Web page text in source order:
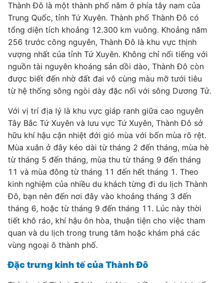
Thành Đô là một thành phố nằm ở phía tây nam của
Trung Quốc, tỉnh Tứ Xuyên. Thành phố Thành Đô có
tổng diện tích khoảng 12.300 km vuông. Khoảng năm
256 trước công nguyên, Thành Đô là khu vực thịnh
vượng nhất của tỉnh Tứ Xuyên. Không chỉ nổi tiếng với
nguồn tài nguyên khoáng sản dồi dào, Thành Đô còn
được biết đến nhờ đất đai vô cùng màu mỡ tưới tiêu
từ hệ thống sông ngòi dày đặc nối với sông Dương Tử.
Với vị trí địa lý là khu vực giáp ranh giữa cao nguyên
Tây Bắc Tứ Xuyên và lưu vực Tứ Xuyên, Thành Đô sở
hữu khí hậu cận nhiệt đới gió mùa với bốn mùa rõ rệt.
Mùa xuân ở đây kéo dài từ tháng 2 đến tháng, mùa hè
từ tháng 5 đến tháng, mùa thu từ tháng 9 đến tháng
11 và mùa đông từ tháng 11 đến hết tháng 1. Theo
kinh nghiệm của nhiều du khách từng đi du lịch Thành
Đô, bạn nên đến nơi đây vào khoảng tháng 3 đến
tháng 6, hoặc từ tháng 9 đến tháng 11. Lúc này thời
tiết khô ráo, khí hậu ôn hòa, thuận tiện cho việc tham
quan và du lịch trong trung tâm hoặc khám phá các
vùng ngoại ô thành phố.
Đặc trưng kinh tế của Thành Đô